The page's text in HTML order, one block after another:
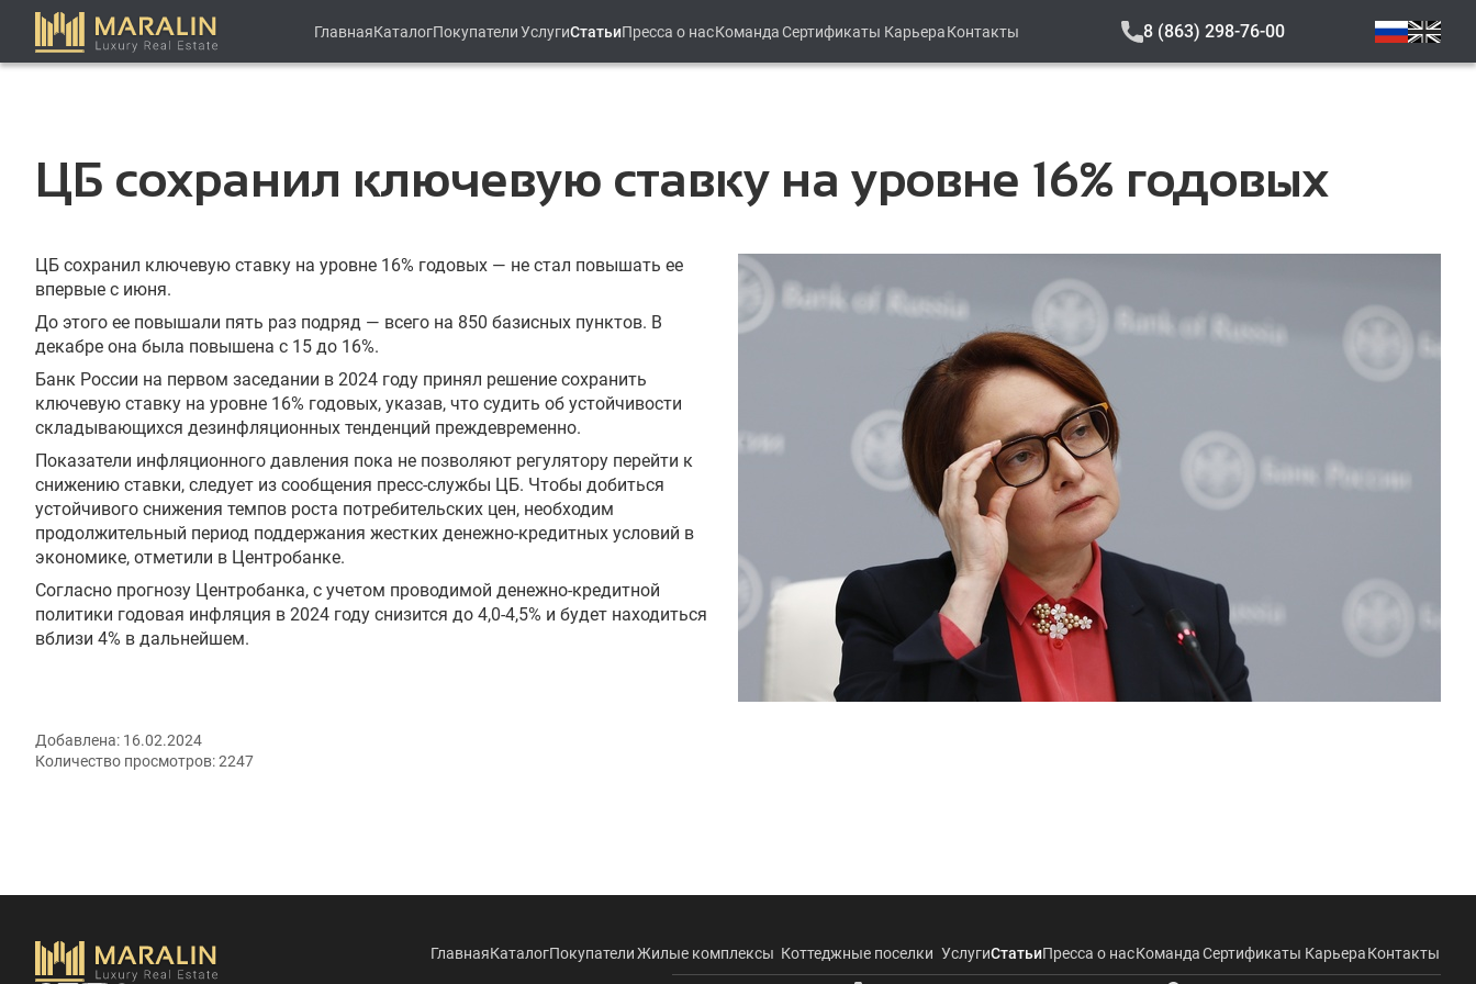
ГлавнаяКаталогПокупателиУслугиСтатьиПресса о насКомандаСертификаты КарьераКонтакты 8 (863) 298-76-00
ЦБ сохранил ключевую ставку на уровне 16% годовых
ЦБ сохранил ключевую ставку на уровне 16% годовых — не стал повышать ее
впервые с июня.
До этого ее повышали пять раз подряд — всего на 850 базисных пунктов. В
декабре она была повышена с 15 до 16%.
Банк России на первом заседании в 2024 году принял решение сохранить
ключевую ставку на уровне 16% годовых, указав, что судить об устойчивости
складывающихся дезинфляционных тенденций преждевременно.
Показатели инфляционного давления пока не позволяют регулятору перейти к
снижению ставки, следует из сообщения пресс-службы ЦБ. Чтобы добиться
устойчивого снижения темпов роста потребительских цен, необходим
продолжительный период поддержания жестких денежно-кредитных условий в
экономике, отметили в Центробанке.
Согласно прогнозу Центробанка, c учетом проводимой денежно-кредитной
политики годовая инфляция в 2024 году снизится до 4,0-4,5% и будет находиться
вблизи 4% в дальнейшем.
Добавлена: 16.02.2024
Количество просмотров:2247
ГлавнаяКаталогПокупателиЖилые комплексы Коттеджные поселки УслугиСтатьиПресса о насКомандаСертификаты КарьераКонтакты